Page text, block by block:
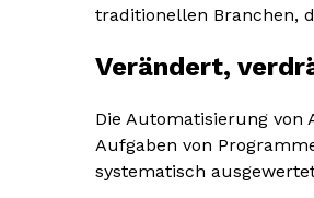
traditionellen Branchen,
Verändert,
Die Automatisierung
Aufgaben von
systematisch